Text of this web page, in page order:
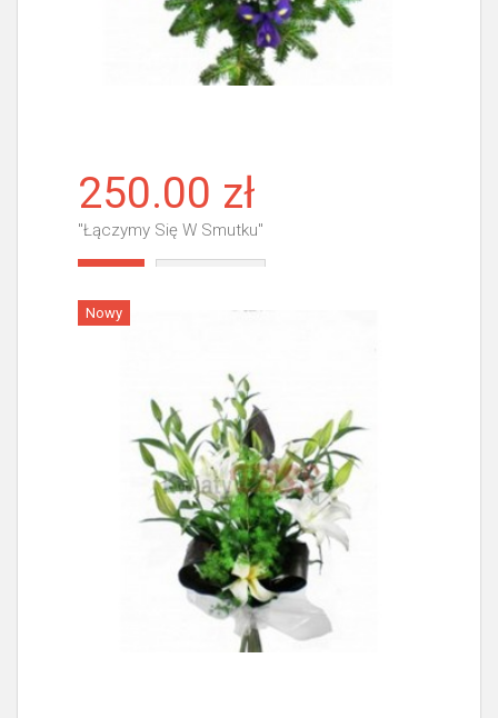
250.00 zł
"Łączymy Się W Smutku"
Nowy